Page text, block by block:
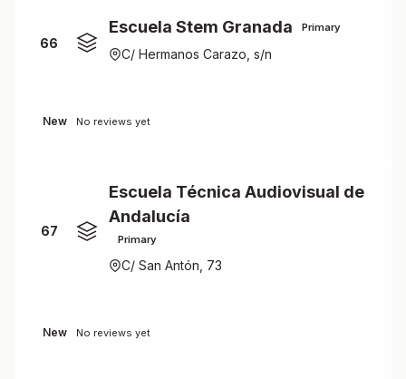
66
Escuela Stem Granada Primary
C/ Hermanos Carazo, s/n
New No reviews yet
67
Escuela Técnica Audiovisual de
Andalucía
Primary
C/ San Antón, 73
New No reviews yet